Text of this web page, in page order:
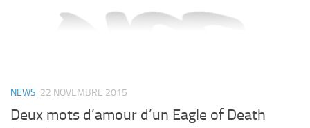
NEWS 22 NOVEMBRE 2015
Deux mots d’amour d’un Eagle of Death